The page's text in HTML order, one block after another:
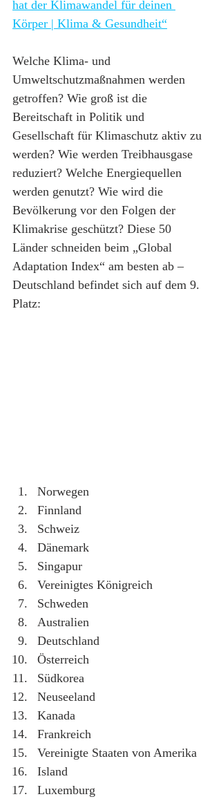
hat der Klimawandel für deinen
Körper | Klima & Gesundheit“
Welche Klima- und
Umweltschutzmaßnahmen werden
getroffen? Wie groß ist die
Bereitschaft in Politik und
Gesellschaft für Klimaschutz aktiv zu
werden? Wie werden Treibhausgase
reduziert? Welche Energiequellen
werden genutzt? Wie wird die
Bevölkerung vor den Folgen der
Klimakrise geschützt? Diese 50
Länder schneiden beim „Global
Adaptation Index“ am besten ab –
Deutschland befindet sich auf dem 9.
Platz:
Norwegen
Finnland
Schweiz
Dänemark
Singapur
Vereinigtes Königreich
Schweden
Australien
Deutschland
Österreich
Südkorea
Neuseeland
Kanada
Frankreich
Vereinigte Staaten von Amerika
Island
Luxemburg